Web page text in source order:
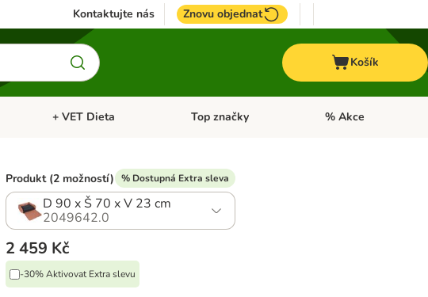
Kontaktujte nás Znovu objednat
Košík
AkvaristikaOtevřít menu: Koně
+ VET Dieta Otevřít menu: + VET Dieta
Top značky Otevřít menu: Top
% Akce
Produkt (2 možností) % Dostupná Extra sleva
D 90 x Š 70 x V 23 cm
2049642.0
2 459 Kč
-30% Aktivovat Extra slevu